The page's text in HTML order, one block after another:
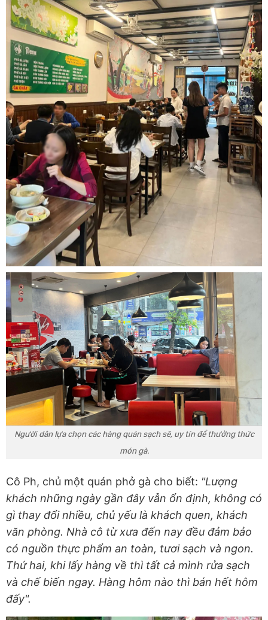
Người dân lựa chọn các hàng quán sạch sẽ, uy tín để thưởng thức
món gà.
Cô Ph, chủ một quán phở gà cho biết: "Lượng
khách những ngày gần đây vẫn ổn định, không có
gì thay đổi nhiều, chủ yếu là khách quen, khách
văn phòng. Nhà cô từ xưa đến nay đều đảm bảo
có nguồn thực phẩm an toàn, tươi sạch và ngon.
Thứ hai, khi lấy hàng về thì tất cả mình rửa sạch
và chế biến ngay. Hàng hôm nào thì bán hết hôm
đấy".